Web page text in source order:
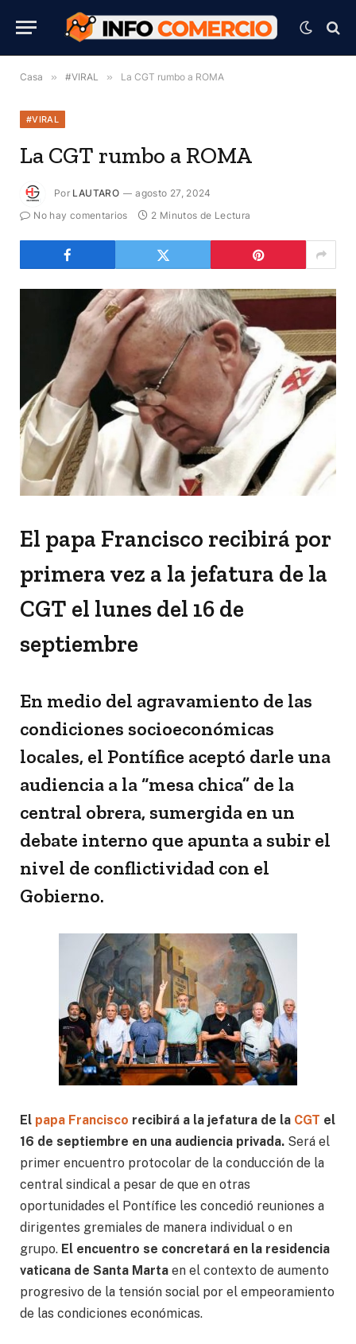
Casa » #VIRAL » La CGT rumbo a ROMA
#VIRAL
La CGT rumbo a ROMA
Por LAUTARO
agosto 27, 2024
No hay comentarios
2 Minutos de Lectura
El papa Francisco recibirá por
primera vez a la jefatura de la
CGT el lunes del 16 de
septiembre
En medio del agravamiento de las
condiciones socioeconómicas
locales, el Pontífice aceptó darle una
audiencia a la “mesa chica” de la
central obrera, sumergida en un
debate interno que apunta a subir el
nivel de conflictividad con el
Gobierno.
El papa Francisco recibirá a la jefatura de la CGT el
16 de septiembre en una audiencia privada. Será el
primer encuentro protocolar de la conducción de la
central sindical a pesar de que en otras
oportunidades el Pontífice les concedió reuniones a
dirigentes gremiales de manera individual o en
grupo. El encuentro se concretará en la residencia
vaticana de Santa Marta en el contexto de aumento
progresivo de la tensión social por el empeoramiento
de las condiciones económicas.